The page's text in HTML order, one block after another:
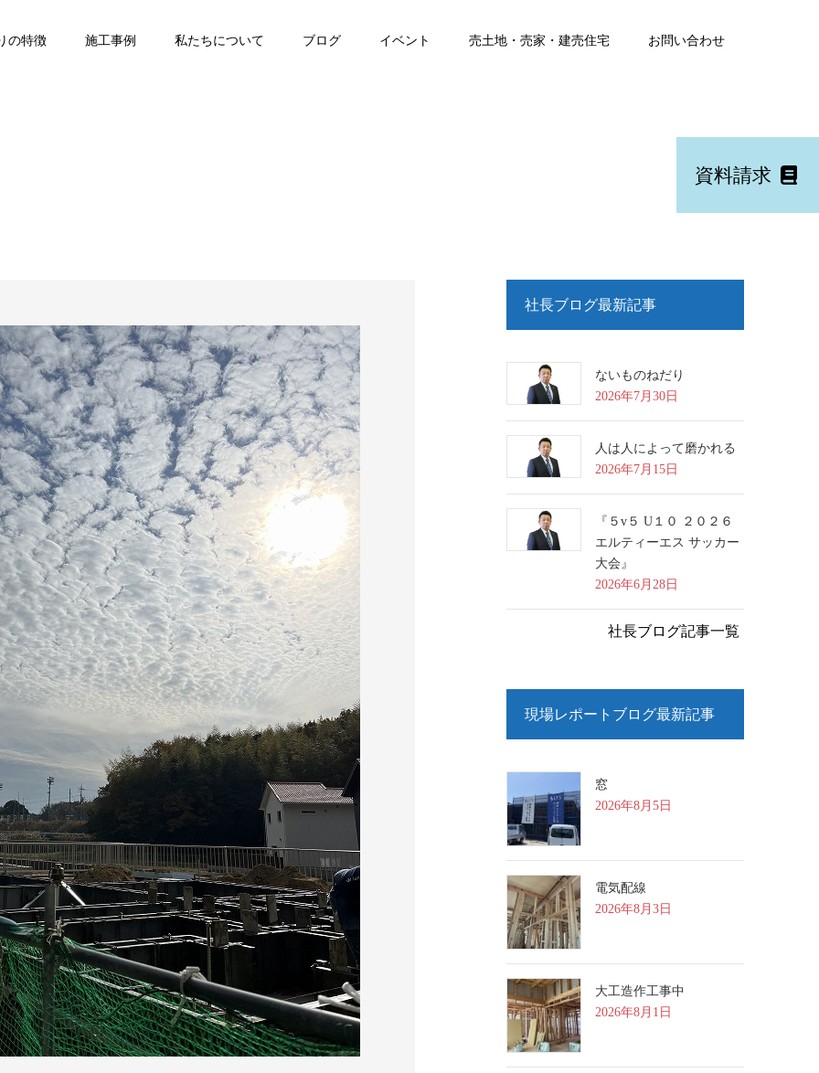
の特徴 施工事例 私たちについて ブログ イベント 売土地・売家・建売住宅 お問い合わせ
社長ブログ最新記事
ないものねだり
2026年7月30日
人は人によって磨かれる
2026年7月15日
『５v５ U１０ ２０２６
エルティーエス サッカー
大会』
2026年6月28日
社長ブログ記事一覧
現場レポートブログ最新記事
窓
2026年8月5日
電気配線
2026年8月3日
大工造作工事中
2026年8月1日
資料請求